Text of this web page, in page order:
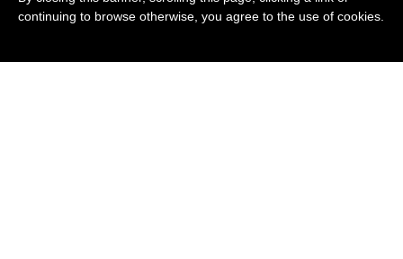
continuing to browse otherwise, you agree to the use of cookies.